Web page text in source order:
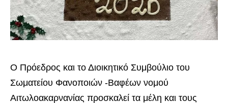
Ο Πρόεδρος και το Διοικητικό Συμβούλιο του
Σωματείου Φανοποιών -Βαφέων νομού
Αιτωλοακαρνανίας προσκαλεί τα μέλη και τους